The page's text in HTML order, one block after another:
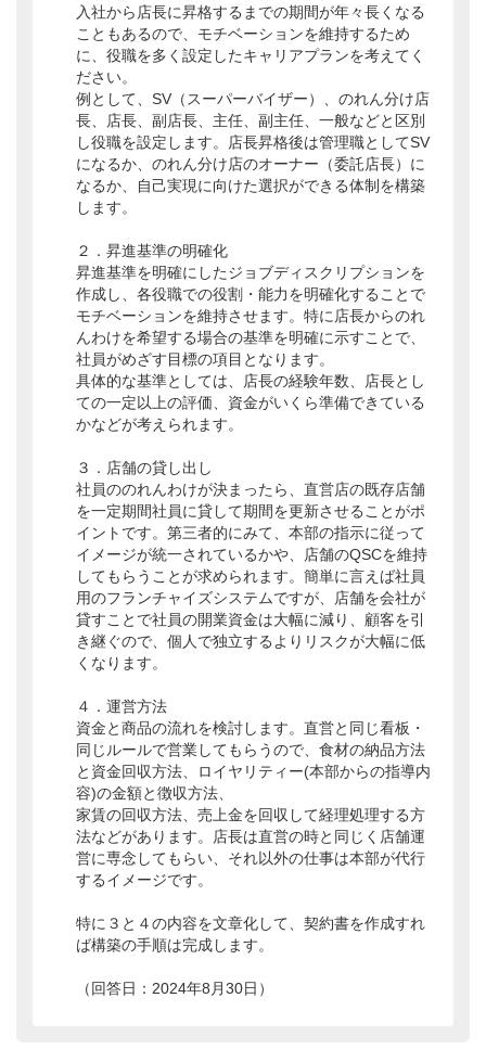
入社から店長に昇格するまでの期間が年々長くなる
こともあるので、モチベーションを維持するため
に、役職を多く設定したキャリアプランを考えてく
ださい。
例として、SV（スーパーバイザー）、のれん分け店
長、店長、副店長、主任、副主任、一般などと区別
し役職を設定します。店長昇格後は管理職としてSV
になるか、のれん分け店のオーナー（委託店長）に
なるか、自己実現に向けた選択ができる体制を構築
します。
２．昇進基準の明確化
昇進基準を明確にしたジョブディスクリプションを
作成し、各役職での役割・能力を明確化することで
モチベーションを維持させます。特に店長からのれ
んわけを希望する場合の基準を明確に示すことで、
社員がめざす目標の項目となります。
具体的な基準としては、店長の経験年数、店長とし
ての一定以上の評価、資金がいくら準備できている
かなどが考えられます。
３．店舗の貸し出し
社員ののれんわけが決まったら、直営店の既存店舗
を一定期間社員に貸して期間を更新させることがポ
イントです。第三者的にみて、本部の指示に従って
イメージが統一されているかや、店舗のQSCを維持
してもらうことが求められます。簡単に言えば社員
用のフランチャイズシステムですが、店舗を会社が
貸すことで社員の開業資金は大幅に減り、顧客を引
き継ぐので、個人で独立するよりリスクが大幅に低
くなります。
４．運営方法
資金と商品の流れを検討します。直営と同じ看板・
同じルールで営業してもらうので、食材の納品方法
と資金回収方法、ロイヤリティー(本部からの指導内
容)の金額と徴収方法、
家賃の回収方法、売上金を回収して経理処理する方
法などがあります。店長は直営の時と同じく店舗運
営に専念してもらい、それ以外の仕事は本部が代行
するイメージです。
特に３と４の内容を文章化して、契約書を作成すれ
ば構築の手順は完成します。
（回答日：2024年8月30日）